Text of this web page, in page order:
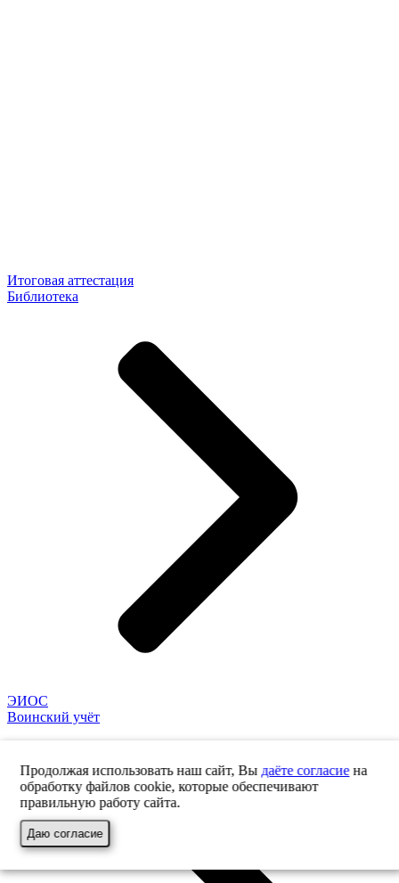
Итоговая аттестация
Библиотека
ЭИОС
Воинский учёт
Продолжая использовать наш сайт, Вы даёте согласиена
обработку файлов cookie, которые обеспечивают
правильную работу сайта.
Даю согласие